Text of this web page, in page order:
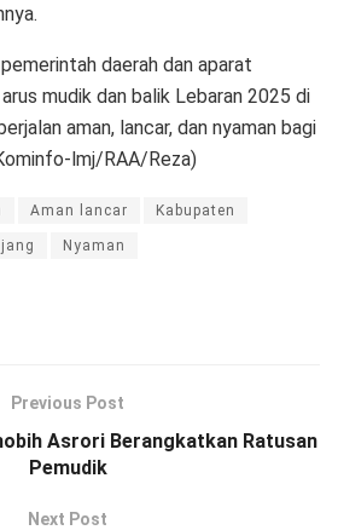
daerah dan aparat
mudik dan balik Lebaran 2025 di
aman, lancar, dan nyaman bagi
lmj/RAA/Reza)
Aman lancar Kabupaten
Nyaman
Previous Post
Asrori Berangkatkan Ratusan
Pemudik
Next Post